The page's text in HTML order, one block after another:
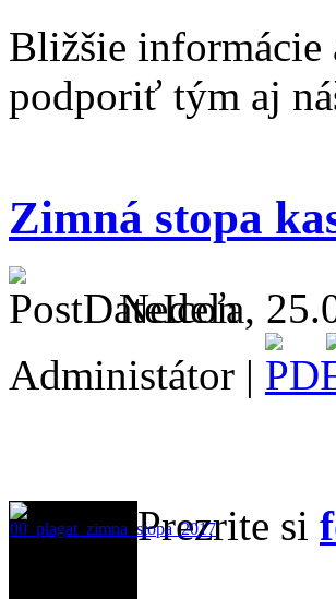
Bližšie informácie
podporiť tým aj
Zimná stopa
Nedeľa,
Administátor |
Prezrite si